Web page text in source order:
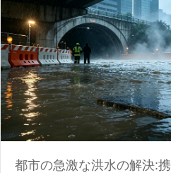
都市の急激な洪水の解決: